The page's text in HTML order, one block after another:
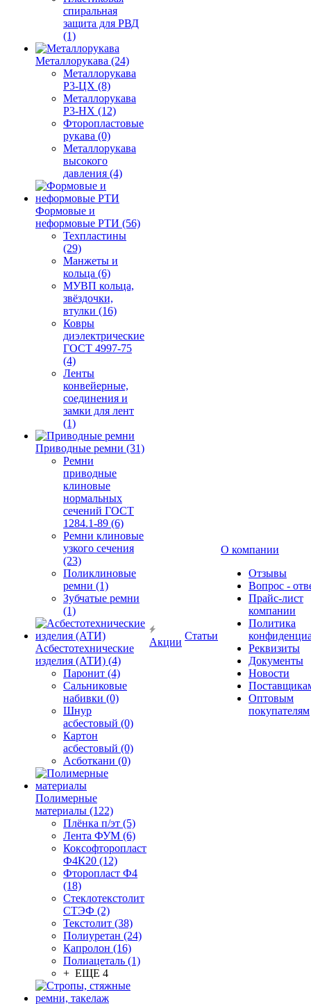
спиральная
защита для РВД
(1)
Металлорукава (24)
Металлорукава
Р3-ЦХ (8)
Металлорукава
Р3-НХ (12)
Фторопластовые
рукава (0)
Металлорукава
высокого
давления (4)
Формовые и
неформовые РТИ (56)
Техпластины
(29)
Манжеты и
кольца (6)
МУВП кольца,
звёздочки,
втулки (16)
Ковры
диэлектрические
ГОСТ 4997-75
(4)
Ленты
конвейерные,
соединения и
замки для лент
(1)
Приводные ремни (31)
Ремни
приводные
клиновые
нормальных
сечений ГОСТ
1284.1-89 (6)
Ремни клиновые
узкого сечения
(23)
Поликлиновые
ремни (1)
Зубчатые ремни
(1)
Асбестотехнические
изделия (АТИ) (4)
Паронит (4)
Сальниковые
набивки (0)
Шнур
асбестовый (0)
Картон
асбестовый (0)
Асботкани (0)
Полимерные
материалы (122)
Плёнка п/эт (5)
Лента ФУМ (6)
Коксофторопласт
Ф4К20 (12)
Фторопласт Ф4
(18)
Стеклотекстолит
СТЭФ (2)
Текстолит (38)
Полиуретан (24)
Капролон (16)
Полиацеталь (1)
+ ЕЩЕ 4
Акции
Статьи
О компании
Отзывы
Вопрос -
Прайс-лист
компании
Политика
Реквизиты
Документы
Новости
Оптовым
покупателям